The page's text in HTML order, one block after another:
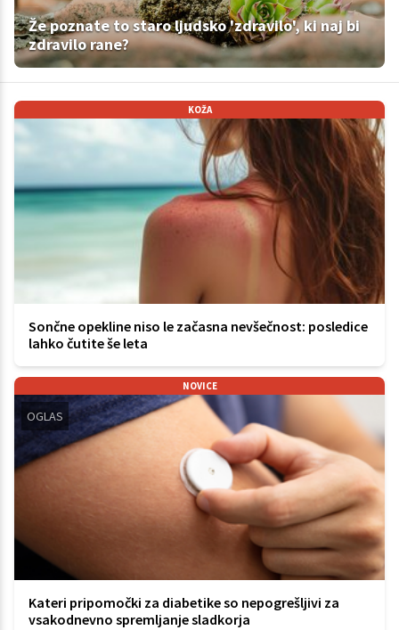
Že poznate to staro ljudsko 'zdravilo', ki naj bi
zdravilo rane?
KOŽA
Sončne opekline niso le začasna nevšečnost: posledice
lahko čutite še leta
NOVICE
OGLAS
Kateri pripomočki za diabetike so nepogrešljivi za
vsakodnevno spremljanje sladkorja